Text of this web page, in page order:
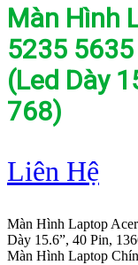
Màn Hình
5235
(Led Dày
768)
Liên Hệ
Màn Hình Laptop
Dày 15.6”, 40 Pin,
Màn Hình Laptop